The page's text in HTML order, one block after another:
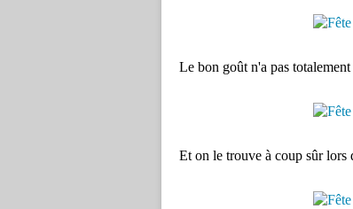
Le bon goût n'a pas
Et on le trouve à coup sûr lors